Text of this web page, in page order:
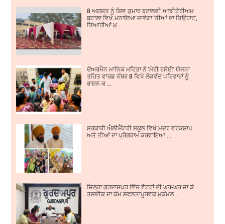
8 ਅਗਸਤ ਨੂੰ ਸ਼ਿਵ ਕੁਮਾਰ ਬਟਾਲਵੀ ਆਡੀਟੋਰੀਅਮ
ਬਟਾਲਾ ਵਿਖੇ ਮਨਾਇਆ ਜਾਵੇਗਾ 'ਤੀਆਂ ਦਾ ਤਿਉਹਾਰ',
ਤਿਆਰੀਆਂ ਮੁ ...
ਚੇਅਰਮੈਨ ਮਾਨਿਕ ਮਹਿਤਾ ਨੇ 'ਮੇਰੀ ਰਸੋਈ' ਯੋਜਨਾ
ਤਹਿਤ ਵਾਰਡ ਨੰਬਰ 8 ਵਿਖੇ ਲੋੜਵੰਦ ਪਰਿਵਾਰਾਂ ਨੂੰ
ਰਾਸ਼ਨ ਕ ...
ਸਰਕਾਰੀ ਐਲੀਮੈਂਟਰੀ ਸਕੂਲ ਵਿਖੇ ਮਦਰ ਵਰਕਸ਼ਾਪ
ਅਤੇ ਤੀਆਂ ਦਾ ਪ੍ਰੋਗਰਾਮ ਕਰਵਾਇਆ ...
ਜ਼ਿਲ੍ਹਾ ਗੁਰਦਾਸਪੁਰ ਵਿੱਚ ਵੋਟਰਾਂ ਦੀ ਘਰ-ਘਰ ਜਾ ਕੇ
ਤਸਦੀਕ ਦਾ ਕੰਮ ਸਫਲਤਾਪੂਰਵਕ ਮੁਕੰਮਲ ...